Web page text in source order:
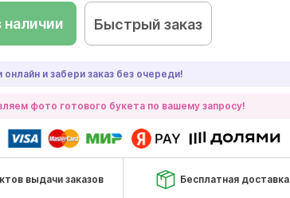
наличии Быстрый заказ
онлайн и забери заказ без очереди!
фото готового букета по вашему запросу!
выдачи заказов Бесплатная доставка